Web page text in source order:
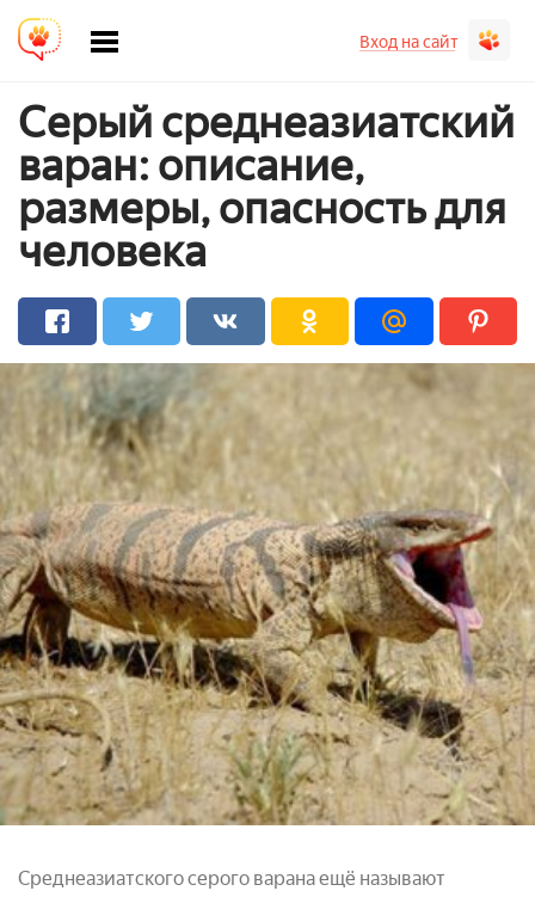
Вход на сайт
Серый среднеазиатский
варан: описание,
размеры, опасность для
человека
Среднеазиатского серого варана ещё называют